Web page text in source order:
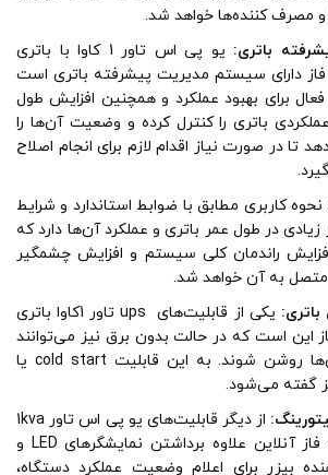
مصرف کننده‌ها خواهد شد.
باتری:
یو پی اس تاور 1 کاوا با باتری
فاز دارای سیستم مدیریت پیشرفته باتری است
برای بهبود عملکرد و همچنین افزایش طول
باتری را کنترل کرده و وضعیت آن‌ها را
تا در صورت نیاز اقدام لازم برای انجام اصلاح
کاربری مطابق با ضوابط استاندارد و شرایط
در طول عمر باتری و عملکرد آن‌ها دارد که
راندمان کلی سیستم و افزایش چشمگیر
متصل به آن خواهد شد.
یکی از قابلیت‌های ups تاور 1کاوا باتری
این است که در حالت بدون برق نیز می‌توانند
با استفاده از باتری‌ها روشن شوند. به این قابلیت cold start یا
گفته می‌شود.
از دیگر قابلیت‌های یو پی اس تاور 1kva
با باتری داخلی تک فاز آنلاین علاوه برداشتن نمایشگر‌های LED و
بیزر برای اعلام وضعیت عملکرد دستگاه،